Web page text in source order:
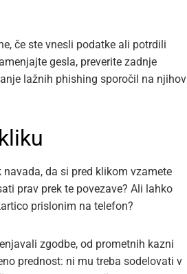
če ste vnesli podatke ali potrdili
gesla, preverite zadnje
lažnih phishing sporočil na njihov
da si pred klikom vzamete
prav prek te povezave? Ali lahko
prislonim na telefon?
zgodbe, od prometnih kazni
prednost: ni mu treba sodelovati v